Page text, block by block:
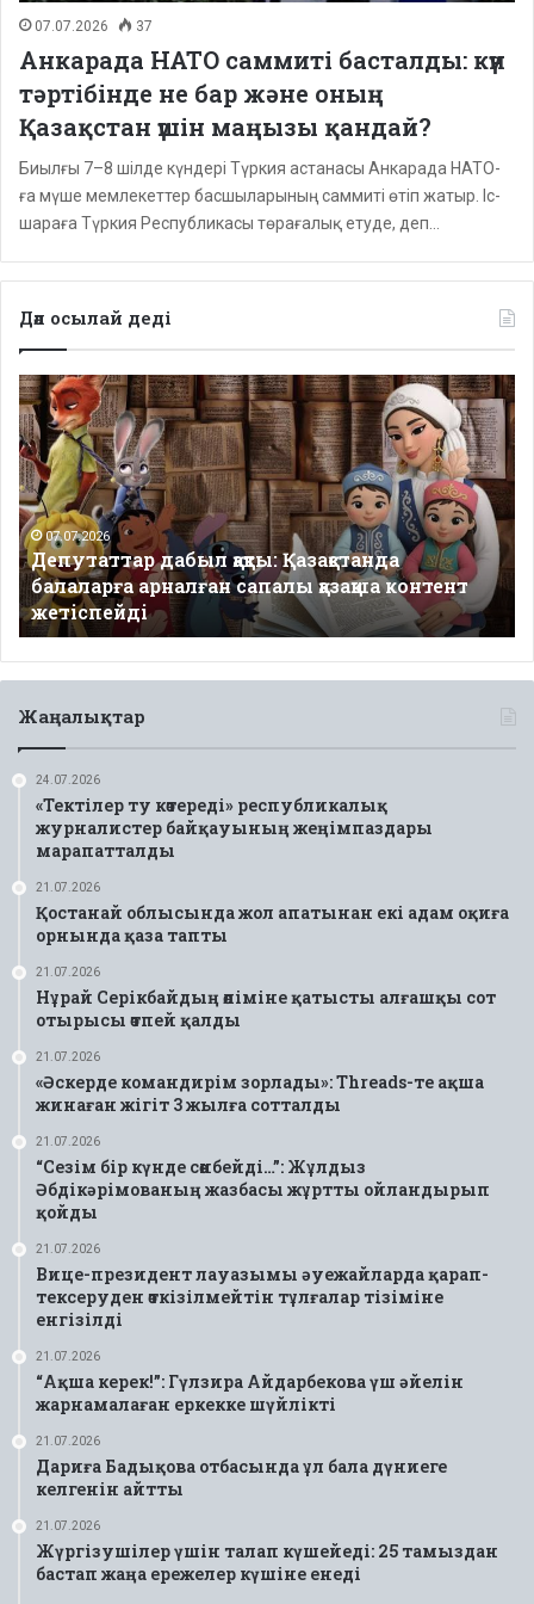
07.07.2026 37
Анкарада НАТО саммиті басталды: күн
тәртібінде не бар және оның
Қазақстан үшін маңызы қандай?
Биылғы 7–8 шілде күндері Түркия астанасы Анкарада НАТО-
ға мүше мемлекеттер басшыларының саммиті өтіп жатыр. Іс-
шараға Түркия Республикасы төрағалық етуде, деп…
Дәл осылай деді
Депутаттар
дабыл
қақты:
Қазақстанда
балаларға
арналған
сапалы
қазақша
контент
жетіспейді
07.07.2026
Депутаттар дабыл қақты: Қазақстанда
балаларға арналған сапалы қазақша контент
жетіспейді
Жаңалықтар
24.07.2026
«Тектілер ту көтереді» республикалық
журналистер байқауының жеңімпаздары
марапатталды
21.07.2026
Қостанай облысында жол апатынан екі адам оқиға
орнында қаза тапты
21.07.2026
Нұрай Серікбайдың өліміне қатысты алғашқы сот
отырысы өтпей қалды
21.07.2026
«Әскерде командирім зорлады»: Threads-те ақша
жинаған жігіт 3 жылға сотталды
21.07.2026
“Сезім бір күнде сөнбейді…”: Жұлдыз
Әбдікәрімованың жазбасы жұртты ойландырып
қойды
21.07.2026
Вице-президент лауазымы әуежайларда қарап-
тексеруден өткізілмейтін тұлғалар тізіміне
енгізілді
21.07.2026
“Ақша керек!”: Гүлзира Айдарбекова үш әйелін
жарнамалаған еркекке шүйлікті
21.07.2026
Дариға Бадықова отбасында ұл бала дүниеге
келгенін айтты
21.07.2026
Жүргізушілер үшін талап күшейеді: 25 тамыздан
бастап жаңа ережелер күшіне енеді